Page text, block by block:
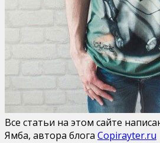
Все статьи на этом сайте
Ямба, автора блога Copirayter.ru